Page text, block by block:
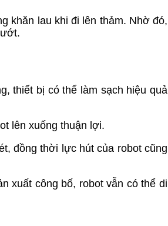
khăn lau khi đi lên thảm. Nhờ đó,
thiết bị có thể làm sạch hiệu quả
lên xuống thuận lợi.
đồng thời lực hút của robot cũng
xuất công bố, robot vẫn có thể di